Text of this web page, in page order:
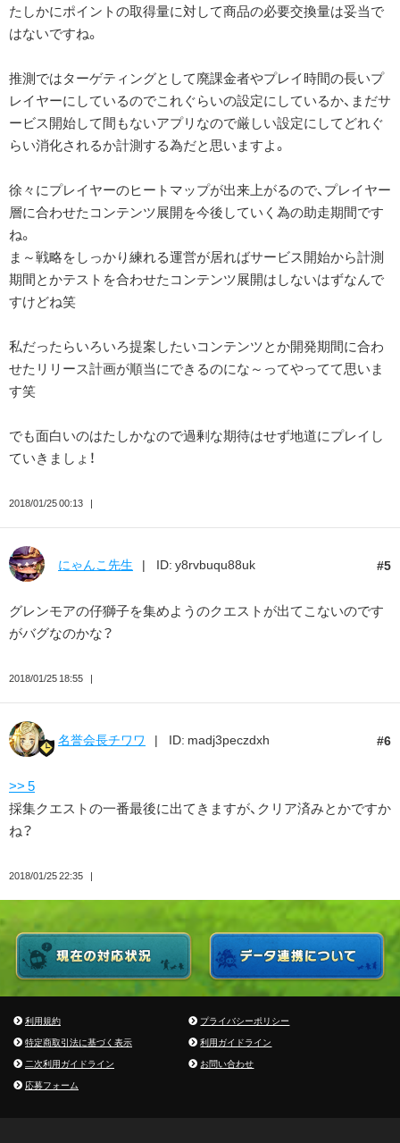
たしかにポイントの取得量に対して商品の必要交換量は妥当で
はないですね。
推測ではターゲティングとして廃課金者やプレイ時間の長いプ
レイヤーにしているのでこれぐらいの設定にしているか、まだサ
ービス開始して間もないアプリなので厳しい設定にしてどれぐ
らい消化されるか計測する為だと思いますよ。
徐々にプレイヤーのヒートマップが出来上がるので、プレイヤー
層に合わせたコンテンツ展開を今後していく為の助走期間です
ね。
ま～戦略をしっかり練れる運営が居ればサービス開始から計測
期間とかテストを合わせたコンテンツ展開はしないはずなんで
すけどね笑
私だったらいろいろ提案したいコンテンツとか開発期間に合わ
せたリリース計画が順当にできるのにな～ってやってて思いま
す笑
でも面白いのはたしかなので過剰な期待はせず地道にプレイし
ていきましょ！
2018/01/25 00:13
5
にゃんこ先生 ID: y8rvbuqu88uk
グレンモアの仔獅子を集めようのクエストが出てこないのです
がバグなのかな？
2018/01/25 18:55
6
名誉会長チワワ ID: madj3peczdxh
>> 5
採集クエストの一番最後に出てきますが、クリア済みとかですか
ね？
2018/01/25 22:35
利用規約
プライバシーポリシー
特定商取引法に基づく表示
利用ガイドライン
二次利用ガイドライン
お問い合わせ
応募フォーム